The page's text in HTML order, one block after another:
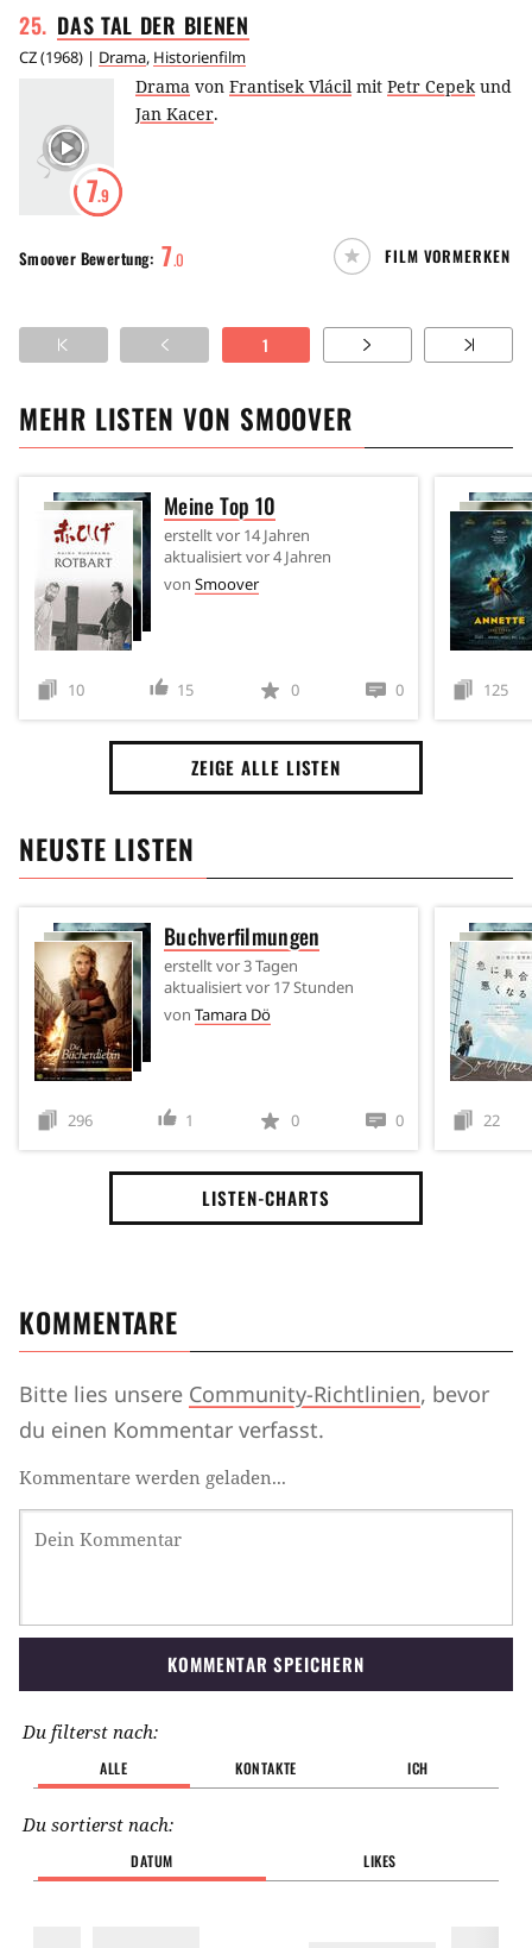
25. DAS TAL DER BIENEN
CZ(1968) | Drama, Historienfilm
7.9
Drama von Frantisek Vlácil mit Petr Cepekund
Jan Kacer.
Smoover Bewertung: 7.0 FILM VORMERKEN
1
MEHR LISTEN VON SMOOVER
Meine Top 10
erstelltvor 14 Jahren
aktualisiertvor 4 Jahren
von Smoover
10 15 0 0 125
ZEIGE ALLE LISTEN
NEUSTE LISTEN
Buchverfilmungen
erstelltvor 3 Tagen
aktualisiertvor 17 Stunden
von Tamara Dö
296 1 0 0 22
LISTEN-CHARTS
KOMMENTARE
Bitte lies unsere Community-Richtlinien, bevor
du einen Kommentar verfasst.
Kommentare werden geladen...
KOMMENTAR SPEICHERN
Du filterst nach:
ALLE KONTAKTE ICH
Du sortierst nach:
DATUM LIKES